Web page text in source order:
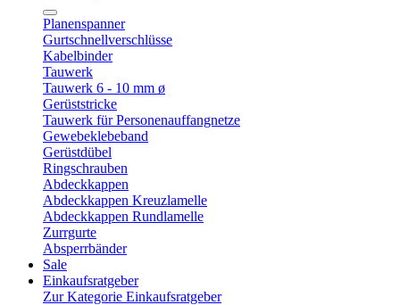
Planenspanner
Gurtschnellverschlüsse
Kabelbinder
Tauwerk
Tauwerk 6 - 10 mm ø
Gerüststricke
Tauwerk für Personenauffangnetze
Gewebeklebeband
Gerüstdübel
Ringschrauben
Abdeckkappen
Abdeckkappen Kreuzlamelle
Abdeckkappen Rundlamelle
Zurrgurte
Absperrbänder
Sale
Einkaufsratgeber
Zur Kategorie Einkaufsratgeber